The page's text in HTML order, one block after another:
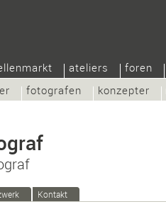
fotografen konzepter
ateliers foren
Kontakt